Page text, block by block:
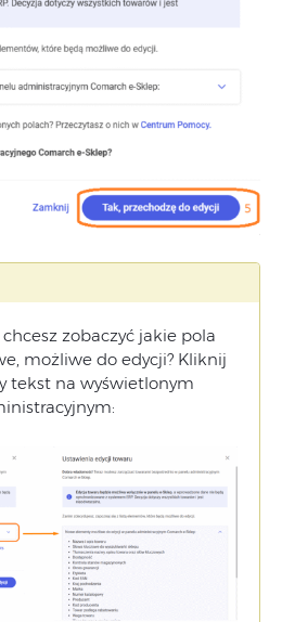
zobaczyć jakie pola
możliwe do edycji? Kliknij
tekst na wyświetlonym